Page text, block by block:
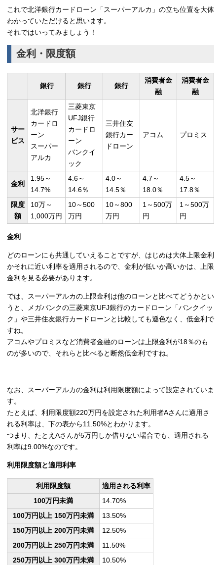
これで北洋銀行カードローン「スーパーアルカ」の立ち位置を大体
わかっていただけると思います。
それではいってみましょう！
金利・限度額
銀行 銀行 銀行
消費者金
融
消費者金
融
サー
ビス
北洋銀行
カードロ
ーン
スーパー
アルカ
三菱東京
UFJ銀行
カードロ
ーン
バンクイ
ック
三井住友
銀行カー
ドローン
アコム プロミス
金利
1.95～
14.7%
4.6～
14.6％
4.0～
14.5％
4.7～
18.0％
4.5～
17.8％
限度
額
10万～
1,000万円
10～500
万円
10～800
万円
1～500万
円
1～500万
円
金利
どのローンにも共通していえることですが、はじめは大体上限金利
かそれに近い利率を適用されるので、金利が低いか高いかは、上限
金利を見る必要があります。
では、スーパーアルカの上限金利は他のローンと比べてどうかとい
うと、メガバンクの三菱東京UFJ銀行のカードローン「バンクイッ
ク」や三井住友銀行カードローンと比較しても遜色なく、低金利で
すね。
アコムやプロミスなど消費者金融のローンは上限金利が18％のも
のが多いので、それらと比べると断然低金利ですね。
なお、スーパーアルカの金利は利用限度額によって設定されていま
す。
たとえば、利用限度額220万円を設定された利用者Aさんに適用さ
れる利率は、下の表から11.50%とわかります。
つまり、たとえAさんが5万円しか借りない場合でも、適用される
利率は9.00%なのです。
利用限度額と適用利率
利用限度額
適用される利率
100万円未満
14.70%
100万円以上 150万円未満
13.50%
150万円以上 200万円未満
12.50%
200万円以上 250万円未満
11.50%
250万円以上 300万円未満
10.50%